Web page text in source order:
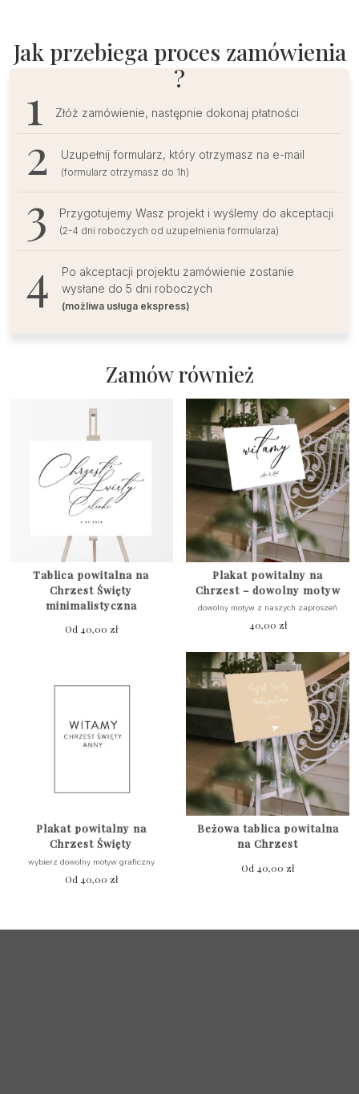
Chrzest
Święty
napisem
różowym
Jak przebiega proces zamówienia
?
Złóż zamówienie, następnie dokonaj płatności
Uzupełnij formularz, który otrzymasz na e-mail
(formularz otrzymasz do 1h)
Przygotujemy Wasz projekt i wyślemy do akceptacji
(2-4 dni roboczych od uzupełnienia formularza)
Po akceptacji projektu zamówienie zostanie
wysłane do 5 dni roboczych
(możliwa usługa ekspress)
Zamów również
Tablica powitalna na
Chrzest Święty
minimalistyczna
Od 40,00 zł
Plakat powitalny na
Chrzest – dowolny motyw
dowolny motyw z naszych zaproszeń
40,00 zł
Plakat powitalny na
Chrzest Święty
wybierz dowolny motyw graficzny
Od 40,00 zł
Beżowa tablica powitalna
na Chrzest
Od 40,00zł